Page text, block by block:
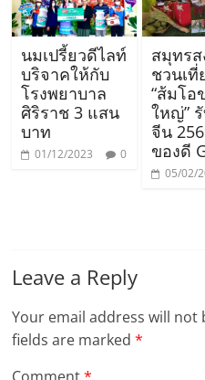
นมเปรี้ยวดีไลท์
บริจาคให้กับ
โรงพยาบาล
ศิริราช 3 แสน
บาท
01/12/2023 0
สมุทร
ชวนเที่
“ส้มโอ
ใหญ่”
จีน
ของดี
05/02/
Leave a Reply
Your email address will not
fields are marked*